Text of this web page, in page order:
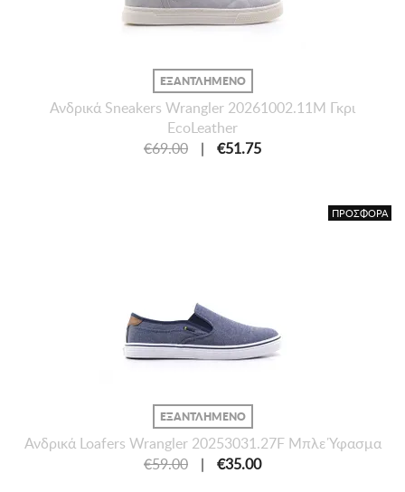
ΕΞΑΝΤΛΗΜΕΝΟ
Ανδρικά Sneakers Wrangler 20261002.11M Γκρι
EcoLeather
€69.00
| €51.75
ΠΡΟΣΦΟΡΑ
ΕΞΑΝΤΛΗΜΕΝΟ
Ανδρικά Loafers Wrangler 20253031.27F Μπλε Ύφασμα
€59.00
| €35.00